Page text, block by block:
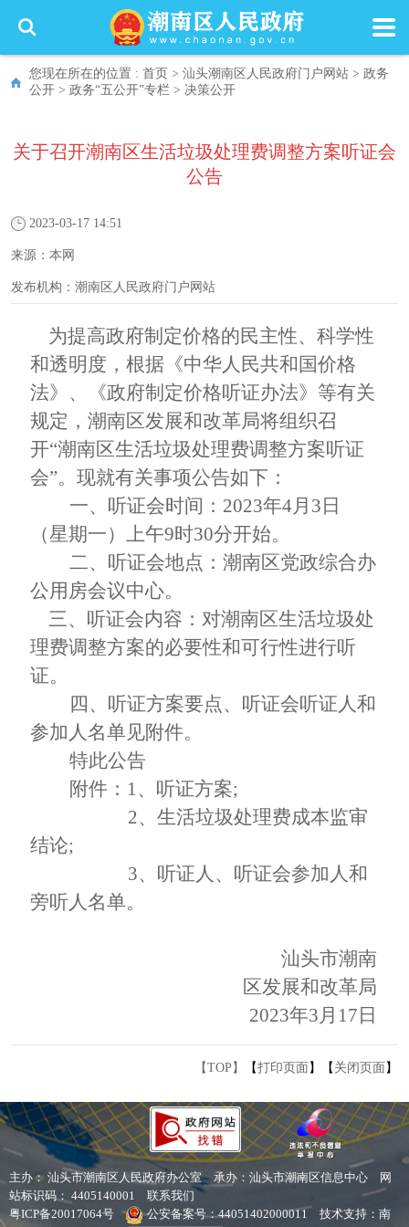
您现在所在的位置 : 首页 > 汕头潮南区人民政府门户网站 > 政务
公开 > 政务“五公开”专栏 > 决策公开
关于召开潮南区生活垃圾处理费调整方案听证会
公告
2023-03-17 14:51
来源： 本网
发布机构： 潮南区人民政府门户网站
为提高政府制定价格的民主性、科学性
和透明度，根据《中华人民共和国价格
法》 、 《政府制定价格听证办法》 等有关
规定，潮南区发展和改革局将组织召
开“潮南区生活垃圾处理费调整方案听证
会”。现就有关事项公告如下：
一、听证会时间： 2023年4月 3 日
（星期一）上午9时30分开始。
二、听证会地点：潮南区党政综合办
公用房会议中心。
三、听证会内容：对潮南区生活垃圾处
理费调整方案的必要性和可行性进行听
证。
四、听证方案要点、听证会听证人和
参加人名单见附件。
特此公告
附件： 1、 听证方案;
2、生活垃圾处理费成本监审
结论;
3、 听证人、听证会参加人和
旁听人名单。
汕头市潮南
区发展和改革局
2023年3月 17 日
【TOP】 【打印页面 】【 关闭页面 】
主办： 汕头市潮南区人民政府办公室 承办：汕头市潮南区信息中心
网
站标识码： 4405140001
联系我们
粤ICP备20017064号
公安备案号：44051402000011
技术支持：南